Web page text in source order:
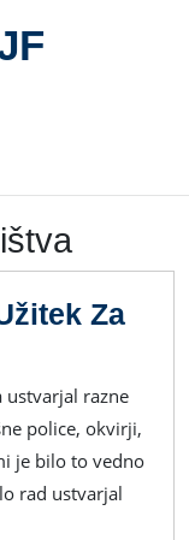
Za
police, okvirji,
je bilo to vedno
rad ustvarjal